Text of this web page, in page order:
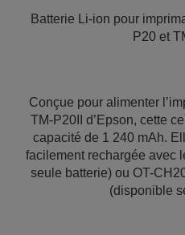
Batterie Li-ion pour
P20 et
Conçue pour alimenter
TM-P20II d’Epson, cette
capacité de 1 240 mAh.
facilement rechargée avec
seule batterie) ou OT-
(disponible